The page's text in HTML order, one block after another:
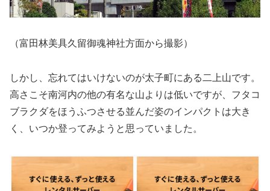
（富田林美具久留御魂神社方面から撮影）
しかし、忘れてはいけないのが太子町にある二上山です。
高さこそ南河内の他の有名な山よりは低いですが、フタコ
ブラクダをほうふつさせる並んだ姿のインパクトは大き
く、いつか登ってみようと思っていました。